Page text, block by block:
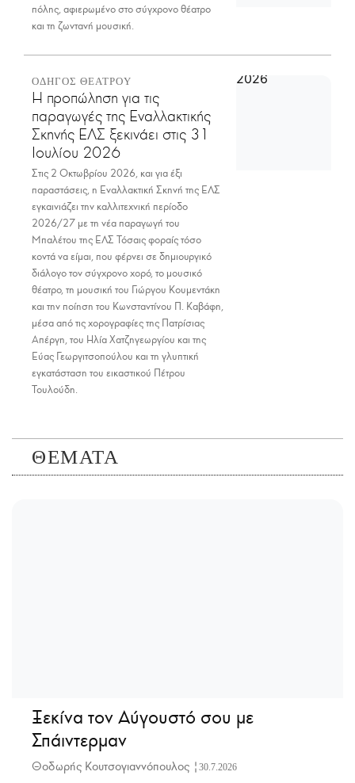
πόλης, αφιερωμένο στο σύγχρονο θέατρο
και τη ζωντανή μουσική.
ΟΔΗΓΟΣ ΘΕΑΤΡΟΥ
Η προπώληση για τις
παραγωγές της Εναλλακτικής
Σκηνής ΕΛΣ ξεκινάει στις 31
Ιουλίου 2026
Στις 2 Οκτωβρίου 2026, και για έξι
παραστάσεις, η Εναλλακτική Σκηνή της ΕΛΣ
εγκαινιάζει την καλλιτεχνική περίοδο
2026/27 με τη νέα παραγωγή του
Μπαλέτου της ΕΛΣ Τόσαις φοραίς τόσο
κοντά να είμαι, που φέρνει σε δημιουργικό
διάλογο τον σύγχρονο χορό, το μουσικό
θέατρο, τη μουσική του Γιώργου Κουμεντάκη
και την ποίηση του Κωνσταντίνου Π. Καβάφη,
μέσα από τις χορογραφίες της Πατρίσιας
Απέργη, του Ηλία Χατζηγεωργίου και της
Εύας Γεωργιτσοπούλου και τη γλυπτική
εγκατάσταση του εικαστικού Πέτρου
Τουλούδη.
ΘΕΜΑΤΑ
Ξεκίνα τον Αύγουστό σου με
Σπάιντερμαν
Θοδωρής Κουτσογιαννόπουλος | 30.7.2026